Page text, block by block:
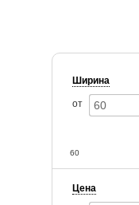
Ширина
от
60
Цена